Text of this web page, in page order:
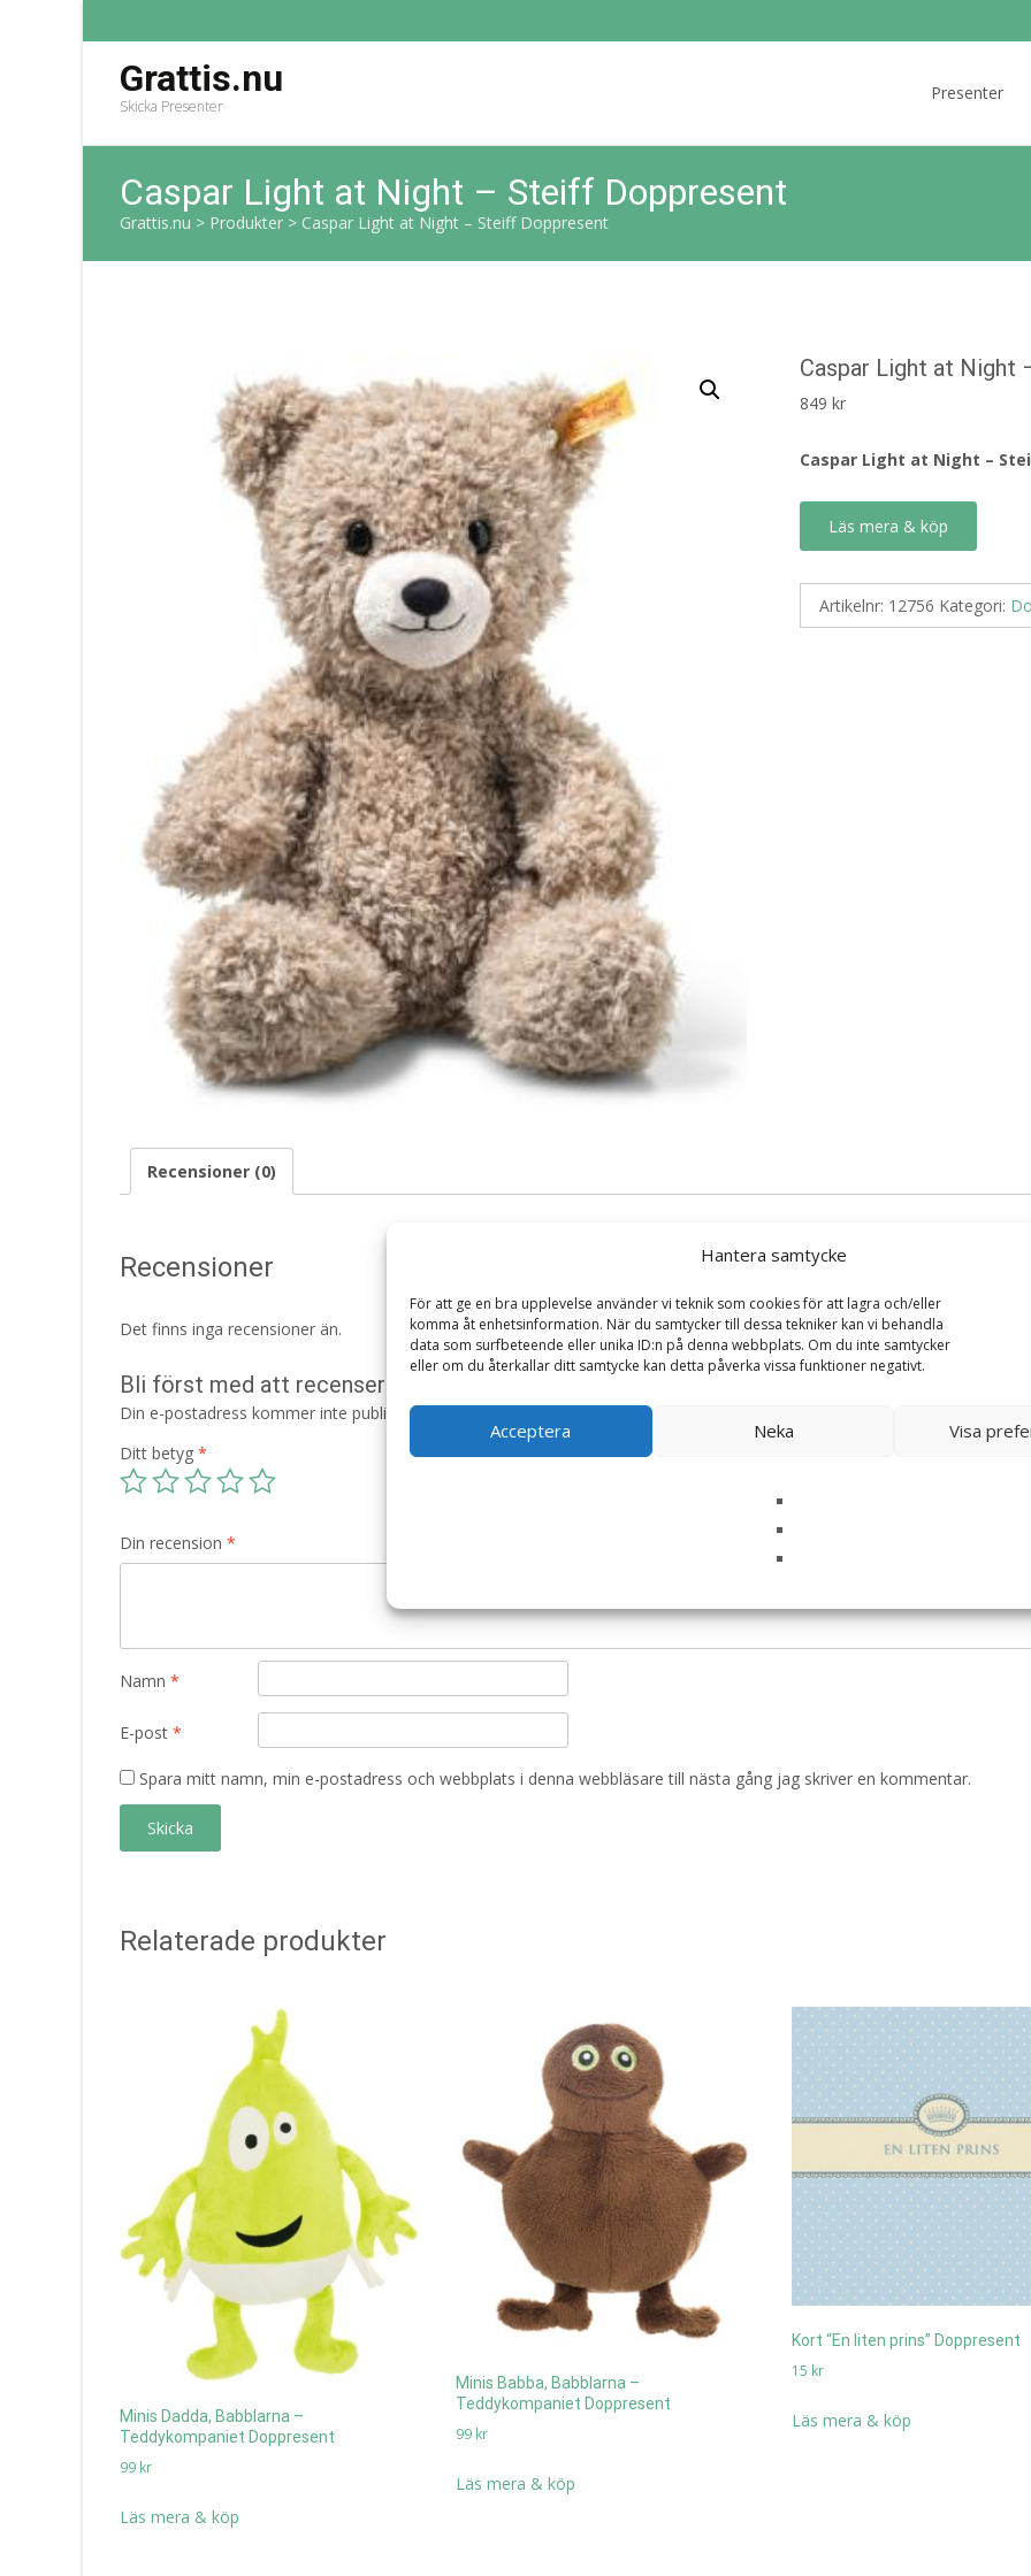
Hantera samtycke
För att ge en bra upplevelse använder vi teknik som cookies för att lagra och/eller
komma åt enhetsinformation. När du samtycker till dessa tekniker kan vi behandla
data som surfbeteende eller unika ID:n på denna webbplats. Om du inte samtycker
eller om du återkallar ditt samtycke kan detta påverka vissa funktioner negativt.
Acceptera Neka Visa
Grattis.nu
Skicka Presenter
Presenter
Caspar Light at Night – Steiff Doppresent
Grattis.nu > Produkter > Caspar Light at Night – Steiff Doppresent
Caspar Light at Night
849 kr
Caspar Light at Night –
Läs mera & köp
Artikelnr: 12756 Kategori:
Recensioner (0)
Recensioner
Det finns inga recensioner än.
Bli först med att recensera ”Caspar Light at Night – Steiff Doppresent”
Din e-postadress kommer inte publiceras. Obligatoriska fält är märkta*
Ditt betyg *
Din recension *
Namn *
E-post *
Spara mitt namn, min e-postadress och webbplats i denna webbläsare till nästa gång jag skriver en kommentar.
Relaterade produkter
Minis Dadda, Babblarna –
Teddykompaniet Doppresent
99 kr
Läs mera & köp
Minis Babba, Babblarna –
Teddykompaniet Doppresent
99 kr
Läs mera & köp
Kort “En liten prins” Doppresent
15 kr
Läs mera & köp